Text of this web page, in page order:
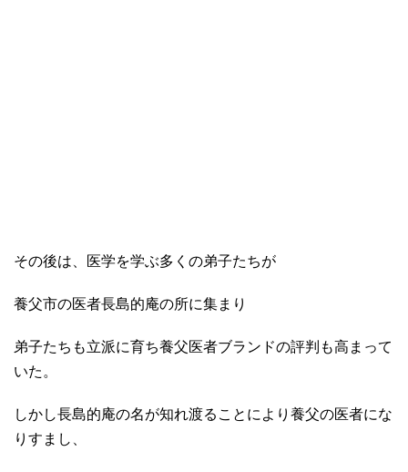
その後は、医学を学ぶ多くの弟子たちが
養父市の医者長島的庵の所に集まり
弟子たちも立派に育ち養父医者ブランドの評判も高まって
いた。
しかし長島的庵の名が知れ渡ることにより養父の医者にな
りすまし、